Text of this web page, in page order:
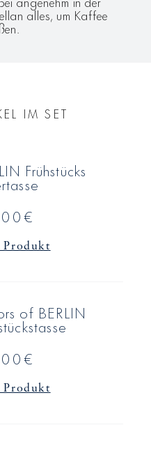
alles, um Kaffee
IM SET
Frühstücks
Produkt
of BERLIN
Produkt